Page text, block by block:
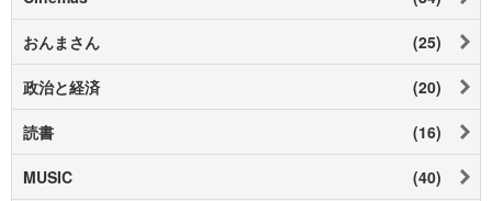
おんまさん (25)
政治と経済 (20)
読書 (16)
MUSIC (40)